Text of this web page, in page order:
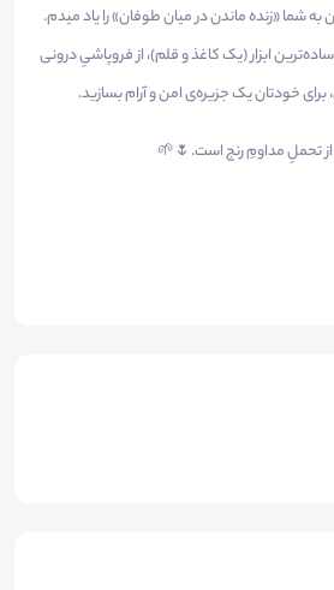
شما «زنده ماندن در میان طوفان» را یاد میدم.
ابزار (یک کاغذ و قلم)، از فروپاشیِ درونی
خودتان یک جزیره‌ی امن و آرام بسازید.
از تحملِ مداومِ رنج است.🌷🌱